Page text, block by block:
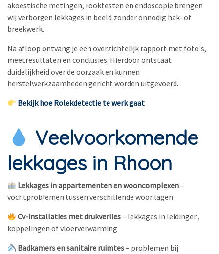
akoestische metingen, rooktesten en endoscopie brengen
wij verborgen lekkages in beeld zonder onnodig hak- of
breekwerk.
Na afloop ontvang je een overzichtelijk rapport met foto's,
meetresultaten en conclusies. Hierdoor ontstaat
duidelijkheid over de oorzaak en kunnen
herstelwerkzaamheden gericht worden uitgevoerd.
Bekijk hoe Rolekdetectie te werk gaat
Veelvoorkomende
lekkages in Rhoon
Lekkages in appartementen en wooncomplexen–
vochtproblemen tussen verschillende woonlagen
Cv-installaties met drukverlies– lekkages in leidingen,
koppelingen of vloerverwarming
Badkamers en sanitaire ruimtes– problemen bij